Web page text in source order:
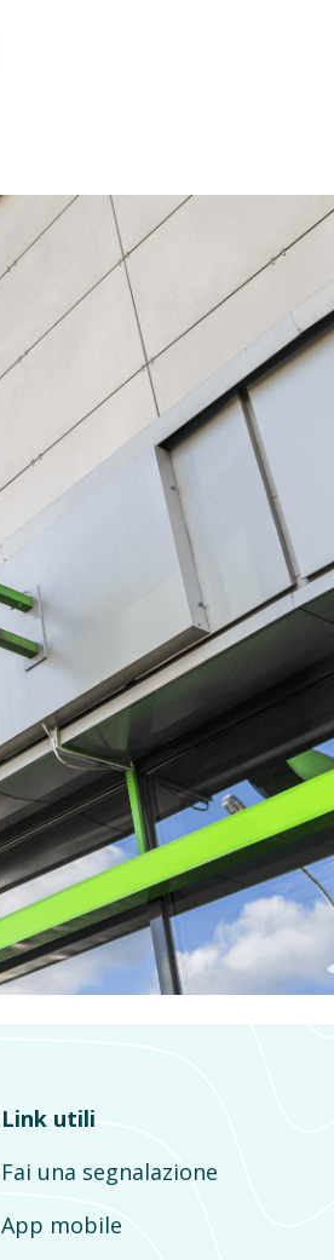
Link utili
Fai una segnalazione
App mobile